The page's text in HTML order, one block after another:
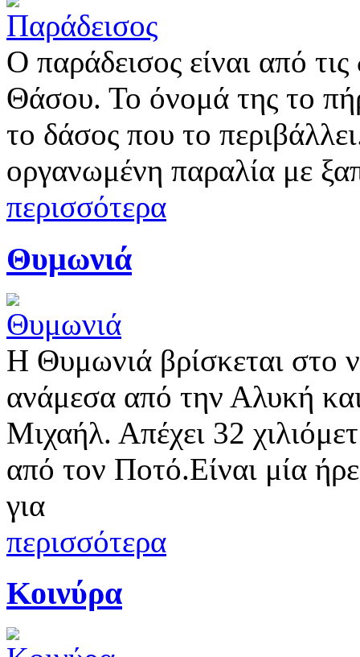
Ο παράδεισος είναι από
Θάσου. Το όνομά της το
το δάσος που το
οργανωμένη παραλία με
περισσότερα
Θυμωνιά
Η Θυμωνιά βρίσκεται στο
ανάμεσα από την Αλυκή
Μιχαήλ. Απέχει 32
από τον Ποτό.Είναι μία
για
περισσότερα
Κοινύρα